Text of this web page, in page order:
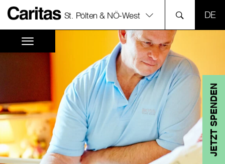
St. Pölten & NÖ-West
JETZT SPENDEN